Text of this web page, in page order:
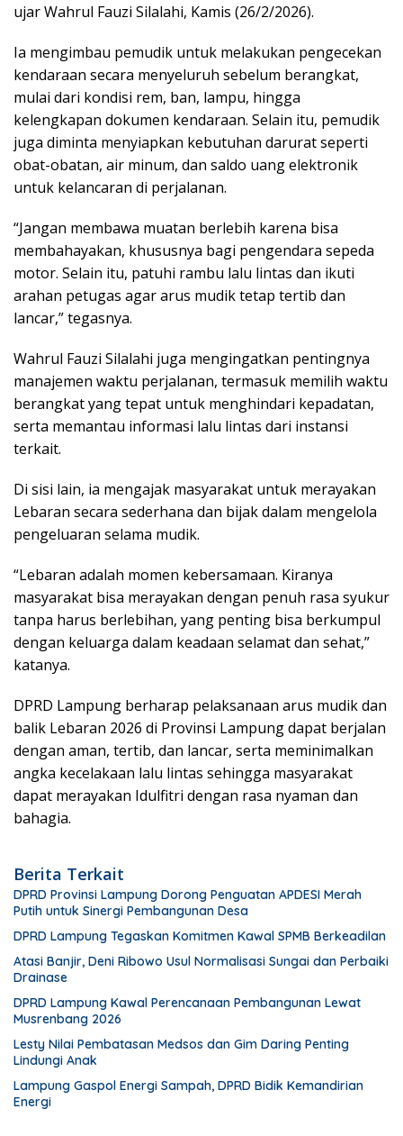
ujar Wahrul Fauzi Silalahi, Kamis (26/2/2026).
Ia mengimbau pemudik untuk melakukan pengecekan
kendaraan secara menyeluruh sebelum berangkat,
mulai dari kondisi rem, ban, lampu, hingga
kelengkapan dokumen kendaraan. Selain itu, pemudik
juga diminta menyiapkan kebutuhan darurat seperti
obat-obatan, air minum, dan saldo uang elektronik
untuk kelancaran di perjalanan.
“Jangan membawa muatan berlebih karena bisa
membahayakan, khususnya bagi pengendara sepeda
motor. Selain itu, patuhi rambu lalu lintas dan ikuti
arahan petugas agar arus mudik tetap tertib dan
lancar,” tegasnya.
Wahrul Fauzi Silalahi juga mengingatkan pentingnya
manajemen waktu perjalanan, termasuk memilih waktu
berangkat yang tepat untuk menghindari kepadatan,
serta memantau informasi lalu lintas dari instansi
terkait.
Di sisi lain, ia mengajak masyarakat untuk merayakan
Lebaran secara sederhana dan bijak dalam mengelola
pengeluaran selama mudik.
“Lebaran adalah momen kebersamaan. Kiranya
masyarakat bisa merayakan dengan penuh rasa syukur
tanpa harus berlebihan, yang penting bisa berkumpul
dengan keluarga dalam keadaan selamat dan sehat,”
katanya.
DPRD Lampung berharap pelaksanaan arus mudik dan
balik Lebaran 2026 di Provinsi Lampung dapat berjalan
dengan aman, tertib, dan lancar, serta meminimalkan
angka kecelakaan lalu lintas sehingga masyarakat
dapat merayakan Idulfitri dengan rasa nyaman dan
bahagia.
Berita Terkait
DPRD Provinsi Lampung Dorong Penguatan APDESI Merah
Putih untuk Sinergi Pembangunan Desa
DPRD Lampung Tegaskan Komitmen Kawal SPMB Berkeadilan
Atasi Banjir, Deni Ribowo Usul Normalisasi Sungai dan Perbaiki
Drainase
DPRD Lampung Kawal Perencanaan Pembangunan Lewat
Musrenbang 2026
Lesty Nilai Pembatasan Medsos dan Gim Daring Penting
Lindungi Anak
Lampung Gaspol Energi Sampah, DPRD Bidik Kemandirian
Energi